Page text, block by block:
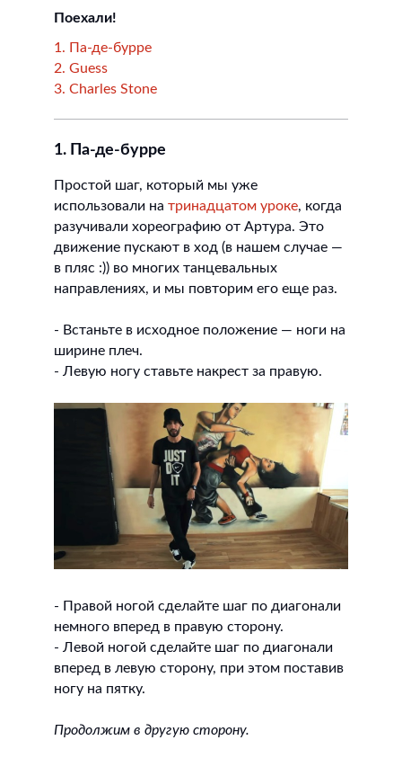
Поехали!
1. Па-де-бурре
2. Guess
3. Charles Stone
1. Па-де-бурре
Простой шаг, который мы уже
использовали на тринадцатом уроке, когда
разучивали хореографию от Артура. Это
движение пускают в ход (в нашем случае —
в пляс :)) во многих танцевальных
направлениях, и мы повторим его еще раз.
- Встаньте в исходное положение — ноги на
ширине плеч.
- Левую ногу ставьте накрест за правую.
- Правой ногой сделайте шаг по диагонали
немного вперед в правую сторону.
- Левой ногой сделайте шаг по диагонали
вперед в левую сторону, при этом поставив
ногу на пятку.
Продолжим в другую сторону.